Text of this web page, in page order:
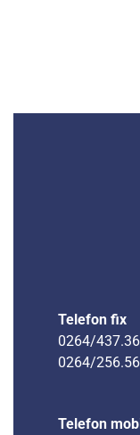
Telefon fix
0264/
0264/
Telefon